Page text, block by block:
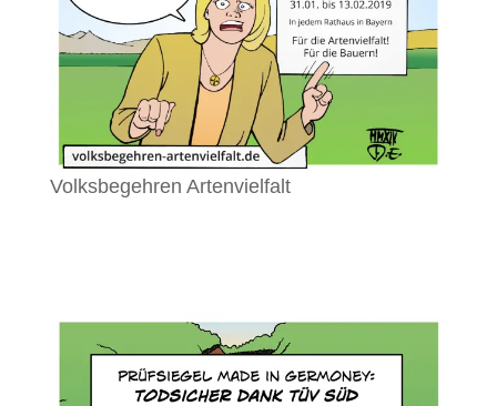
Volksbegehren Artenvielfalt